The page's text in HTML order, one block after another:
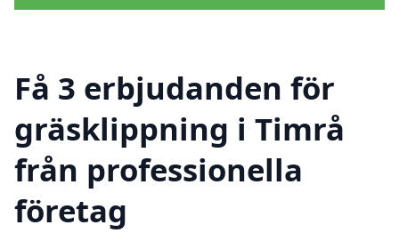
Få 3 erbjudanden för
gräsklippning i Timrå
från professionella
företag